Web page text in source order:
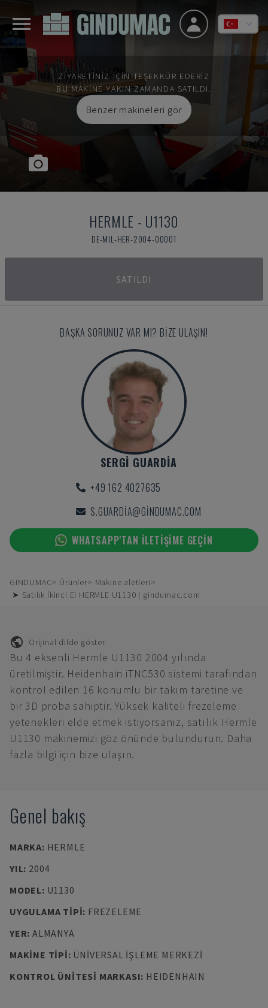
ZIYARETINIZ IÇIN TEŞEKKÜR EDERIZ
BU MAKINE YAKIN ZAMANDA SATILDI.
Benzer makineleri gör
HERMLE - U1130
DE-MIL-HER-2004-00001
SATILDI
BAŞKA SORUNUZ VAR MI? BIZE ULAŞIN!
SERGI GUARDIA
+49 162 4027635
S.GUARDIA@GINDUMAC.COM
WHATSAPP'TAN ILETIŞIME GEÇIN
GINDUMAC Ürünler
Makine aletleri
➤ Satılık İkinci El HERMLE U1130 | gindumac.com
Orijinal dilde göster
Bu 4 eksenli Hermle U1130 2004 yılında
üretilmiştir. Heidenhain iTNC530 sistemi tarafından
kontrol edilen 16 konumlu bir takım taretine ve
bir 3D proba sahiptir. Yüksek kaliteli frezeleme
yetenekleri elde etmek istiyorsanız, satılık Hermle
U1130 makinemizi göz önünde bulundurun. Daha
fazla bilgi için bize ulaşın.
Genel bakış
MARKA: HERMLE
YIL: 2004
MODEL: U1130
UYGULAMA TIPI: FREZELEME
YER: ALMANYA
MAKINE TIPI: ÜNIVERSAL İŞLEME MERKEZI
KONTROL ÜNITESI MARKASI: HEIDENHAIN